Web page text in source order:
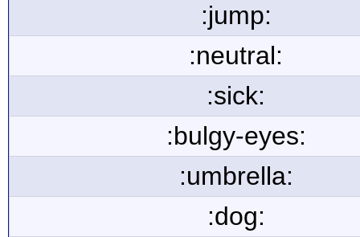
:jump:
:neutral:
:sick:
:bulgy-eyes:
:umbrella:
:dog: